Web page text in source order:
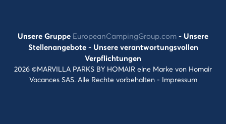
Unsere Gruppe EuropeanCampingGroup.com - Unsere
Stellenangebote- Unsere verantwortungsvollen
Verpflichtungen
2026 ©MARVILLA PARKS BY HOMAIR eine Marke von Homair
Vacances SAS. Alle Rechte vorbehalten - Impressum